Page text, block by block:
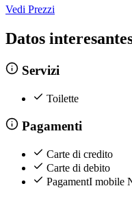
Vedi Prezzi
Datos
Servizi
Toilette
Pagamenti
Carte di credito
Carte di debito
PagamentI mobile